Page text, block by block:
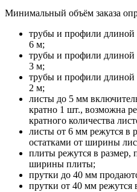
Минимальный объём заказа
трубы и профили длиной
6 м;
трубы и профили длиной
3 м;
трубы и профили длиной
2 м;
листы до 5 мм
кратно 1 шт., возможна
кратного количества
листы от 6 мм режутся в
остатками от ширины
плиты режутся в размер,
ширины плиты;
прутки до 40 мм
прутки от 40 мм режутся